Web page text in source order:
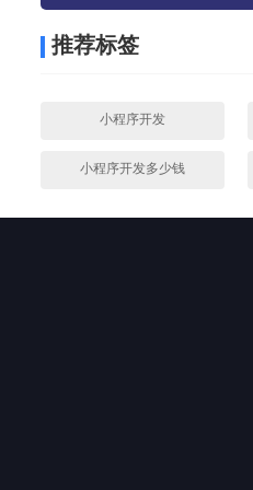
推荐标签
小程序开发
小程序开发多少钱